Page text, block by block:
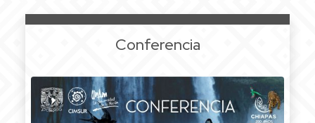
Conferencia